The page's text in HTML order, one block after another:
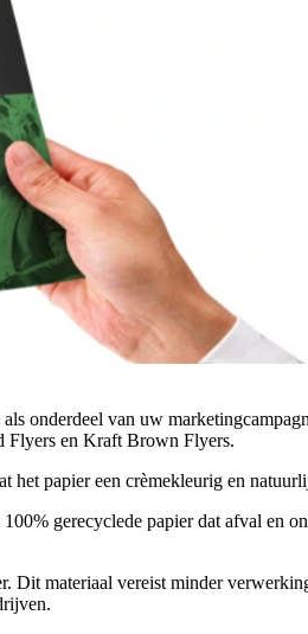
onderdeel van uw
Flyers en Kraft Brown Flyers.
het papier een crèmekleurig en
gerecyclede papier dat afval
Dit materiaal vereist minder